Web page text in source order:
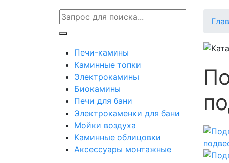
Печи-камины
Каминные топки
Электрокамины
Биокамины
Печи для бани
Электрокаменки для бани
Мойки воздуха
Каминные облицовки
Аксессуары монтажные